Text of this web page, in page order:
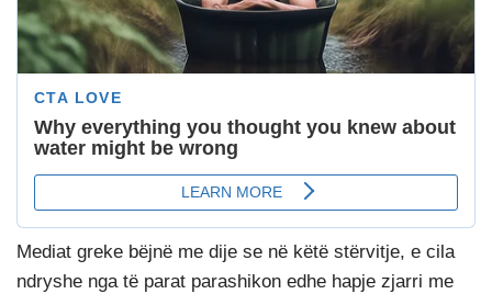
Mediat greke bëjnë me dije se në këtë stërvitje, e cila
ndryshe nga të parat parashikon edhe hapje zjarri me